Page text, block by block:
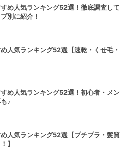
め人気ランキング52選！徹底調査して
別に紹介！
人気ランキング52選【速乾・くせ毛・
め人気ランキング52選！初心者・メン
♪
人気ランキング52選【プチプラ・髪質
】